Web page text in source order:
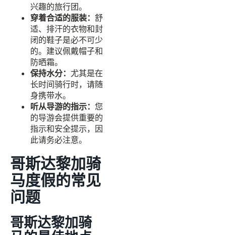
兴趣的旅行团。
穿着合适的服装： 舒
适、排汗的衣物和封
闭的鞋子是必不可少
的。建议佩戴帽子和
防晒霜。
保持水分： 尤其是在
长时间骑行时，请随
身携带水。
听从导游的指示： 您
的导游会提供重要的
指示和安全提示，因
此请务必注意。
哥斯达黎加骑
马度假的常见
问题
哥斯达黎加骑